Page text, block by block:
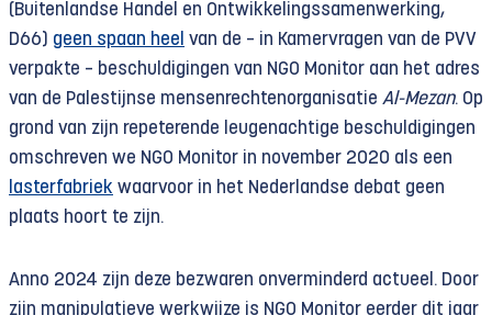
(Buitenlandse Handel en Ontwikkelingssamenwerking,
D66) geen spaan heel van de – in Kamervragen van de PVV
verpakte – beschuldigingen van NGO Monitor aan het adres
van de Palestijnse mensenrechtenorganisatie Al-Mezan. Op
grond van zijn repeterende leugenachtige beschuldigingen
omschreven we NGO Monitor in november 2020 als een
lasterfabriek waarvoor in het Nederlandse debat geen
plaats hoort te zijn.
Anno 2024 zijn deze bezwaren onverminderd actueel. Door
zijn manipulatieve werkwijze is NGO Monitor eerder dit jaar